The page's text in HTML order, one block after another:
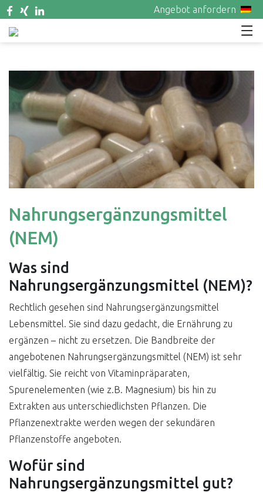
Angebot anfordern
Nahrungsergänzungsmittel
(NEM)
Was sind
Nahrungsergänzungsmittel (NEM)?
Rechtlich gesehen sind Nahrungsergänzungsmittel
Lebensmittel. Sie sind dazu gedacht, die Ernährung zu
ergänzen – nicht zu ersetzen. Die Bandbreite der
angebotenen Nahrungsergänzungsmittel (NEM) ist sehr
vielfältig. Sie reicht von Vitaminpräparaten,
Spurenelementen (wie z.B. Magnesium) bis hin zu
Extrakten aus unterschiedlichsten Pflanzen. Die
Pflanzenextrakte werden wegen der sekundären
Pflanzenstoffe angeboten.
Wofür sind
Nahrungsergänzungsmittel gut?